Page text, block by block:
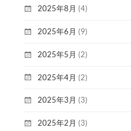
2025年8月 (4)
2025年6月 (9)
2025年5月 (2)
2025年4月 (2)
2025年3月 (3)
2025年2月 (3)